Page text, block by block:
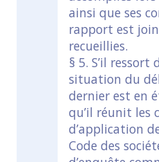
ainsi que ses
rapport est
recueillies.
§ 5. S’il ressort
situation du
dernier est en
qu’il réunit les
d’application
Code des